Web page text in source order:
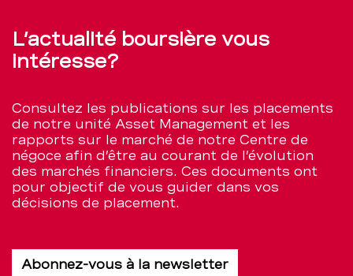
L’actualité boursière vous
intéresse?
Consultez les publications sur les placements
de notre unité Asset Management et les
rapports sur le marché de notre Centre de
négoce afin d’être au courant de l’évolution
des marchés financiers. Ces documents ont
pour objectif de vous guider dans vos
décisions de placement.
Abonnez-vous à la newsletter